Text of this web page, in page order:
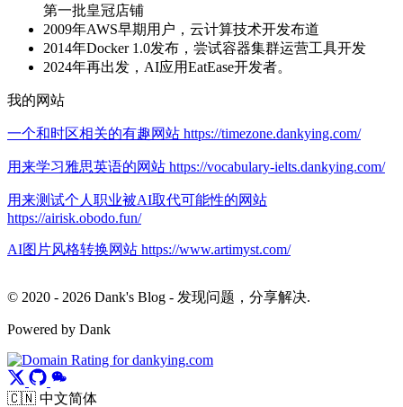
第一批皇冠店铺
2009年AWS早期用户，云计算技术开发布道
2014年Docker 1.0发布，尝试容器集群运营工具开发
2024年再出发，AI应用EatEase开发者。
我的网站
一个和时区相关的有趣网站 https://timezone.dankying.com/
用来学习雅思英语的网站 https://vocabulary-ielts.dankying.com/
用来测试个人职业被AI取代可能性的网站
https://airisk.obodo.fun/
AI图片风格转换网站 https://www.artimyst.com/
© 2020 - 2026 Dank's Blog - 发现问题，分享解决.
Powered by Dank
🇨🇳 中文简体